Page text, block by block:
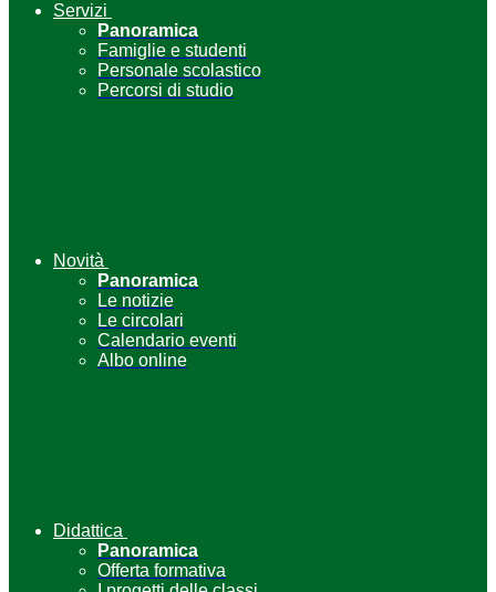
Servizi
Panoramica
Famiglie e studenti
Personale scolastico
Percorsi di studio
Novità
Panoramica
Le notizie
Le circolari
Calendario eventi
Albo online
Didattica
Panoramica
Offerta formativa